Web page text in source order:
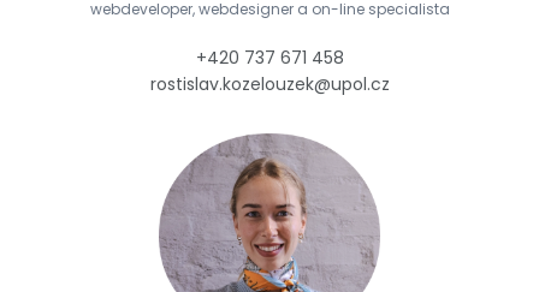
webdeveloper, webdesigner a on-line specialista
+420 737 671 458
rostislav.kozelouzek@upol.cz